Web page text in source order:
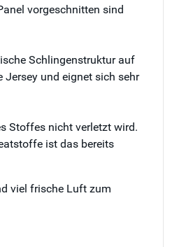
vorgeschnitten sind
Schlingenstruktur auf
und eignet sich sehr
Stoffes nicht verletzt wird.
ist das bereits
viel frische Luft zum